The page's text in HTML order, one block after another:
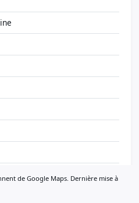
de Google Maps. Dernière mise à